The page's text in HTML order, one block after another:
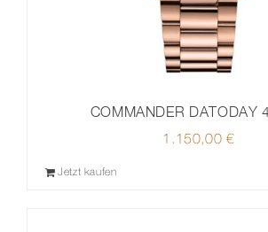
COMMANDER DATODAY
1.150,00€
Jetzt kaufen